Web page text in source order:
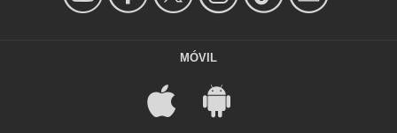
MÓVIL